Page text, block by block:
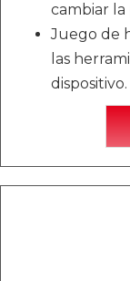
cambiar la
Juego de
las
dispositivo.